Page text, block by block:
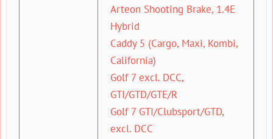
Arteon Shooting Brake, 1.4E
Hybrid
Caddy 5 (Cargo, Maxi, Kombi,
California)
Golf 7 excl. DCC,
GTI/GTD/GTE/R
Golf 7 GTI/Clubsport/GTD,
excl. DCC